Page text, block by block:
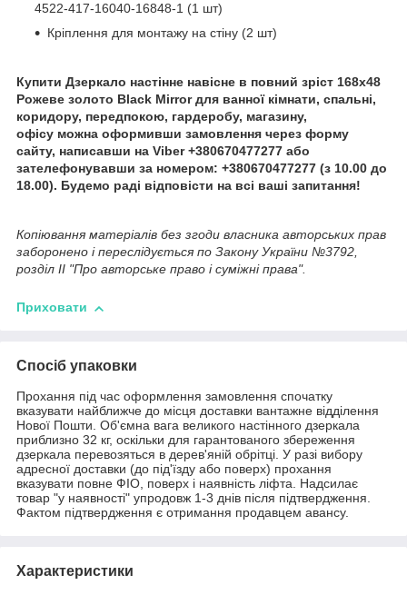
4522-417-16040-16848-1 (1 шт)
Кріплення для монтажу на стіну (2 шт)
Купити Дзеркало настінне навісне в повний зріст 168х48
Рожеве золото Black Mirror для ванної кімнати, спальні,
коридору, передпокою, гардеробу, магазину,
офісу можна оформивши замовлення через форму
сайту, написавши на Viber +380670477277 або
зателефонувавши за номером: +380670477277 (з 10.00 до
18.00). Будемо раді відповісти на всі ваші запитання!
Копіювання матеріалів без згоди власника авторських прав
заборонено і переслідується по Закону України №3792,
розділ II "Про авторське право і суміжні права".
Приховати
Спосіб упаковки
Прохання під час оформлення замовлення спочатку
вказувати найближче до місця доставки вантажне відділення
Нової Пошти. Об'ємна вага великого настінного дзеркала
приблизно 32 кг, оскільки для гарантованого збереження
дзеркала перевозяться в дерев'яній обрітці. У разі вибору
адресної доставки (до під'їзду або поверх) прохання
вказувати повне ФІО, поверх і наявність ліфта. Надсилає
товар "у наявності" упродовж 1-3 днів після підтвердження.
Фактом підтвердження є отримання продавцем авансу.
Характеристики